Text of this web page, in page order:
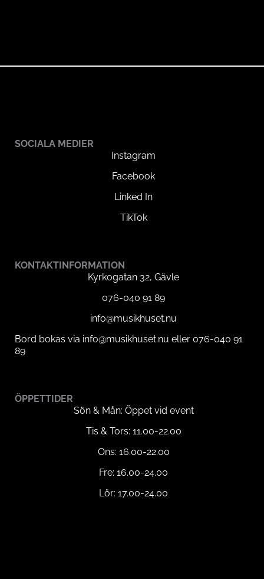
SOCIALA MEDIER
Instagram
Facebook
Linked In
TikTok
KONTAKTINFORMATION
Kyrkogatan 32, Gävle
076-040 91 89
info@musikhuset.nu
Bord bokas via info@musikhuset.nu eller 076-040 91
89
ÖPPETTIDER
Sön & Mån: Öppet vid event
Tis & Tors: 11.00-22.00
Ons: 16.00-22.00
Fre: 16.00-24.00
Lör: 17.00-24.00